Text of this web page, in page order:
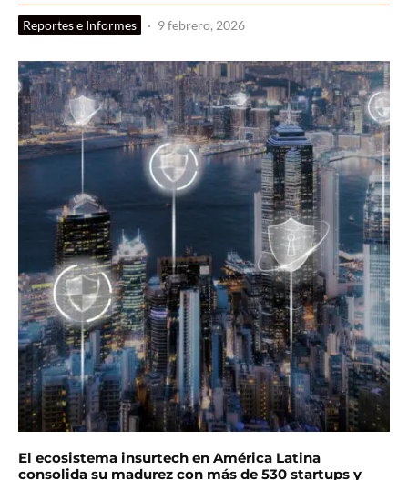
Reportes e Informes · 9 febrero, 2026
El ecosistema insurtech en América Latina
consolida su madurez con más de 530 startups y